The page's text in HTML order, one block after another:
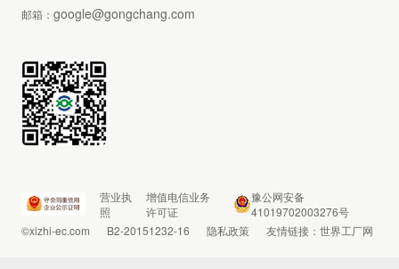
邮箱： google@gongchang.com
营业执
照
增值电信业务
许可证
豫公网安备
41019702003276号
©xizhi-ec.com
B2-20151232-16 隐私政策 友情链接： 世界工厂网